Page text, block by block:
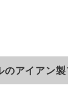
アイアン製